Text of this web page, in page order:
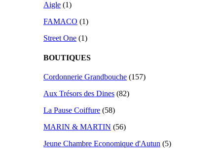
Aigle (1)
FAMACO (1)
Street One (1)
BOUTIQUES
Cordonnerie Grandbouche (157)
Aux Trésors des Dines (82)
La Pause Coiffure (58)
MARIN & MARTIN (56)
Jeune Chambre Economique d'Autun (5)